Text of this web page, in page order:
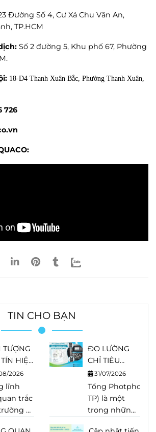
Đường Số 4, Cư Xá Chu Văn An,
TP.HCM
Số 2 đường 5, Khu phố 67, Phường
18-D4 Thanh Xuân Bắc, Phường Thanh Xuân,
726
TIN CHO BẠN
TƯỢNG
HIỆU
THIẾT
TÍCH
2026
lĩnh
trắc
và
ĐO LƯỜNG
CHỈ TIÊU
TỔNG
PHOTPHO
(TP) BẰNG
HACH EZ
31/07/2026
Tổng Photpho
TP) là một
trong những